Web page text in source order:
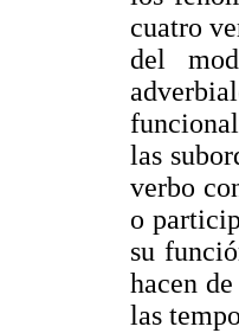
cuatro
del
las
verbo
o
su
hacen
las